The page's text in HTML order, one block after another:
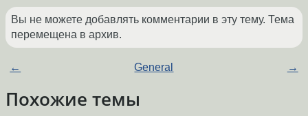
Вы не можете добавлять комментарии в эту тему. Тема
перемещена в архив.
← General →
Похожие темы